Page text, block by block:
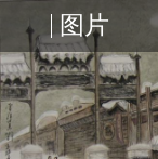
图片